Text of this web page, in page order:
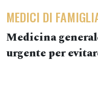
MEDICI DI
Medicina
urgente per